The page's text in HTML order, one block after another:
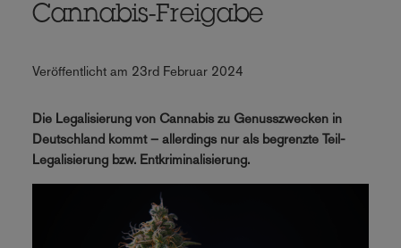
Cannabis-Freigabe
Veröffentlicht am 23rd Februar 2024
Die Legalisierung von Cannabis zu Genusszwecken in
Deutschland kommt – allerdings nur als begrenzte Teil-
Legalisierung bzw. Entkriminalisierung.